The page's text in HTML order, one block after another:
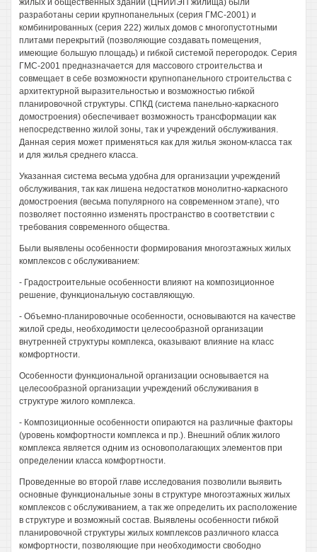
жилых и общественных зданий (ЦНИИЭП жилища) были
разработаны серии крупнопанельных (серия ГМС-2001) и
комбинированных (серия 222) жилых домов с многопустотными
плитами перекрытий (позволяющие создавать помещения,
имеющие большую площадь) и гибкой системой перегородок. Серия
ГМС-2001 предназначается для массового строительства и
совмещает в себе возможности крупнопанельного строительства с
архитектурной выразительностью и возможностью гибкой
планировочной структуры. СПКД (система панельно-каркасного
домостроения) обеспечивает возможность трансформации как
непосредственно жилой зоны, так и учреждений обслуживания.
Данная серия может применяться как для жилья эконом-класса так
и для жилья среднего класса.
Указанная система весьма удобна для организации учреждений
обслуживания, так как лишена недостатков монолитно-каркасного
домостроения (весьма популярного на современном этапе), что
позволяет постоянно изменять пространство в соответствии с
требования современного общества.
Были выявлены особенности формирования многоэтажных жилых
комплексов с обслуживанием:
- Градостроительные особенности влияют на композиционное
решение, функциональную составляющую.
- Объемно-планировочные особенности, основываются на качестве
жилой среды, необходимости целесообразной организации
внутренней структуры комплекса, оказывают влияние на класс
комфортности.
Особенности функциональной организации основывается на
целесообразной организации учреждений обслуживания в
структуре жилого комплекса.
- Композиционные особенности опираются на различные факторы
(уровень комфортности комплекса и пр.). Внешний облик жилого
комплекса является одним из основополагающих элементов при
определении класса комфортности.
Проведенные во второй главе исследования позволили выявить
основные функциональные зоны в структуре многоэтажных жилых
комплексов с обслуживанием, а так же определить их расположение
в структуре и возможный состав. Выявлены особенности гибкой
планировочной структуры жилых комплексов различного класса
комфортности, позволяющие при необходимости свободно